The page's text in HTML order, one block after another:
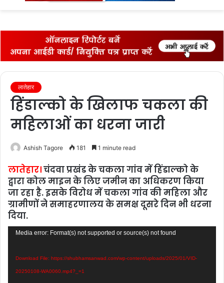
लातेहार
हिंडाल्को के खिलाफ चकला की
महिलाओं का धरना जारी
Ashish Tagore 181 1 minute read
लातेहार।चंदवा प्रखंड के चकला गांव में हिंडाल्को के
द्वारा कोल माइन के लिए जमीन का अधिकरण किया
जा रहा है. इसके विरोध में चकला गांव की महिला और
ग्रामीणों ने समाहरणालय के समक्ष दूसरे दिन भी धरना
दिया.
Video
Media error: Format(s) not supported or source(s) not found
Download File: https://shubhamsanwad.com/wp-content/uploads/2025/01/VID-
20250108-WA0060.mp4?_=1